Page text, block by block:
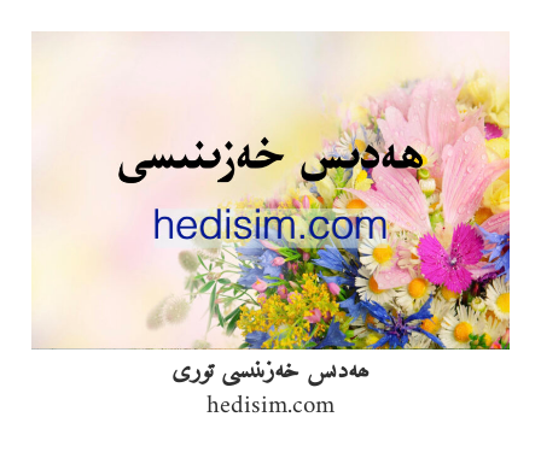
Skip
content
ھەدىس خەزىنىسى تورى
hedisim.com